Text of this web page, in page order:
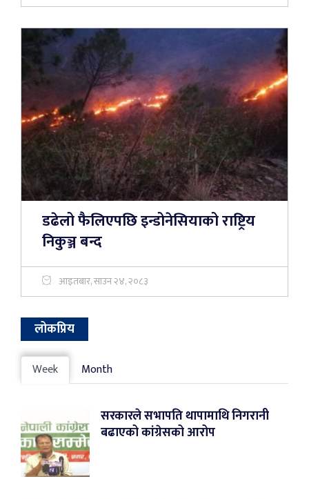
डढेलो फैलिएपछि इन्डोनेसियाको राष्ट्रिय
निकुञ्ज बन्द
आइतबार, साउन २४, २०८३
लोकप्रिय
Week Month
सरकारले सभापति थापामाथि निगरानी
बढाएको कांग्रेसको आरोप